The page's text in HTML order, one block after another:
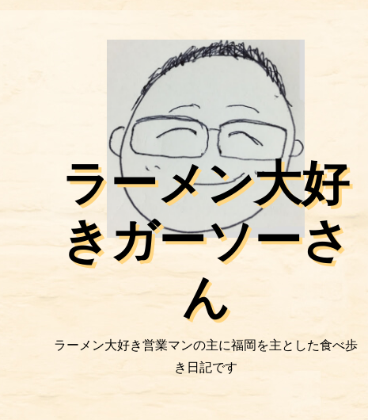
ラーメン大好
きガーソーさ
ん
ラーメン大好き営業マンの主に福岡を主とした食べ歩
き日記です